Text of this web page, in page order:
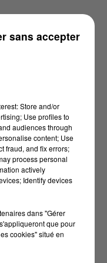
Store and/or
Use profiles to
audiences through
content; Use
fraud, and fix errors;
process personal
actively
Identify devices
dans "Gérer
que pour
cookies" situé en
sans accepter